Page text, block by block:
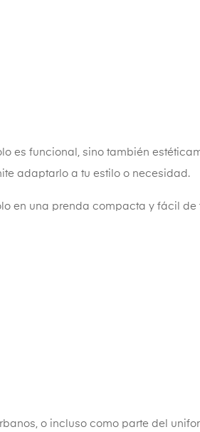
es funcional, sino también
adaptarlo a tu estilo o necesidad.
en una prenda compacta y fácil de
o incluso como parte del